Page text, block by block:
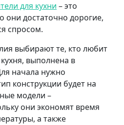
для кухни – это
они достаточно дорогие,
спросом.
выбирают те, кто любит
выполнена в
начала нужно
конструкции будет на
модели –
они экономят время
а также